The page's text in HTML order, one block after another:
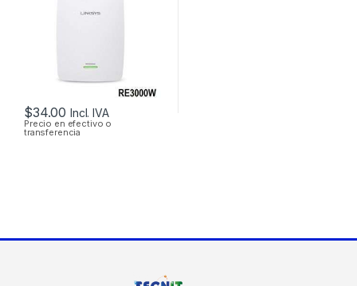
10/1000MBPS
$34.00 Incl. IVA
Precio en efectivo o
transferencia